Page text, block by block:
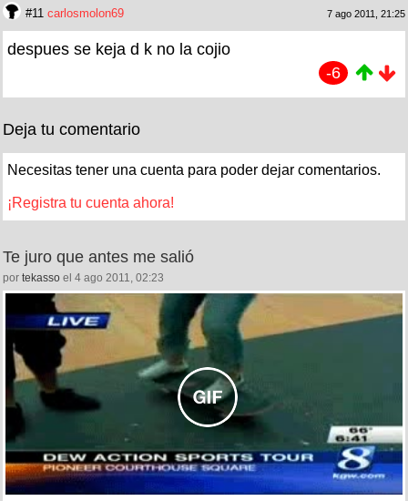
#11 carlosmolon69 7 ago 2011, 21:25
despues se keja d k no la cojio
-6
Deja tu comentario
Necesitas tener una cuenta para poder dejar comentarios.
¡Registra tu cuenta ahora!
Te juro que antes me salió
por tekasso el 4 ago 2011, 02:23